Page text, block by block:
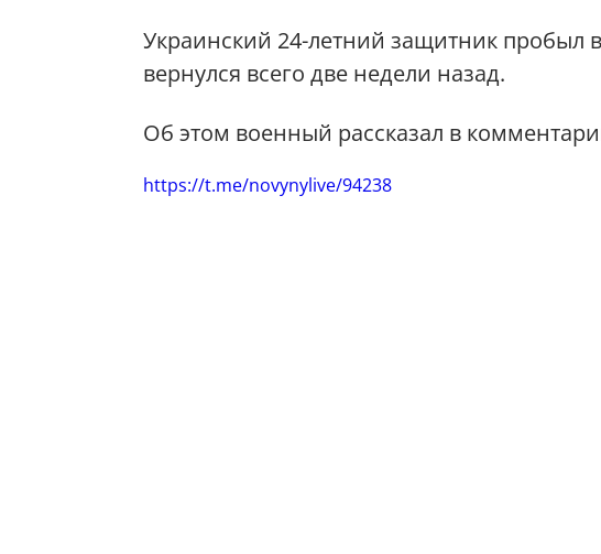
Украинский 24-летний защитник пробыл в
вернулся всего две недели назад.
Об этом военный рассказал в
https://t.me/novynylive/94238